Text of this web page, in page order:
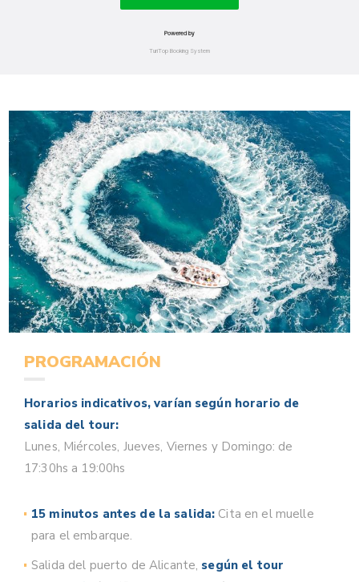
PROGRAMACIÓN
Horarios indicativos, varían según horario de
salida del tour:
Lunes, Miércoles, Jueves, Viernes y Domingo: de
17:30hs a 19:00hs
15 minutos antes de la salida: Cita en el muelle
para el embarque.
Salida del puerto de Alicante, según el tour